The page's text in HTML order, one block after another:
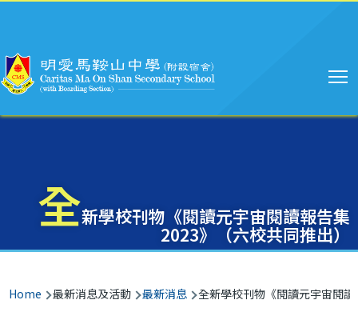
全新學校刊物《閱讀元宇宙閱讀報告集
2023》（六校共同推出）
Breadcrumb
Home 最新消息及活動 最新消息 全新學校刊物《閱讀元宇宙閱